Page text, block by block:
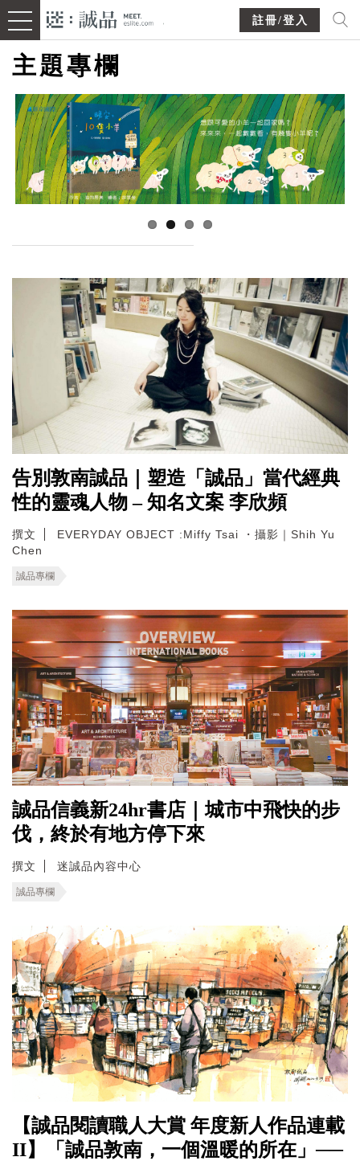
註冊/登入
主題專欄
告別敦南誠品｜塑造「誠品」當代經典
性的靈魂人物 – 知名文案 李欣頻
撰文
EVERYDAY OBJECT :Miffy Tsai ・攝影｜Shih Yu
Chen
誠品專欄
誠品信義新24hr書店｜城市中飛快的步
伐，終於有地方停下來
撰文 迷誠品內容中心
誠品專欄
【誠品閱讀職人大賞 年度新人作品連載
II】「誠品敦南，一個溫暖的所在」──